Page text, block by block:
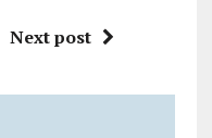
Next post